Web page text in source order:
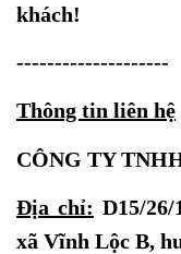
khách!
--------------------
Thông tin liên hệ
CÔNG TY
Địa chỉ: D15/
xã Vĩnh Lộc B,